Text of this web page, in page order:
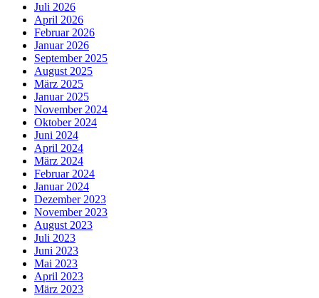
Juli 2026
April 2026
Februar 2026
Januar 2026
September 2025
August 2025
März 2025
Januar 2025
November 2024
Oktober 2024
Juni 2024
April 2024
März 2024
Februar 2024
Januar 2024
Dezember 2023
November 2023
August 2023
Juli 2023
Juni 2023
Mai 2023
April 2023
März 2023